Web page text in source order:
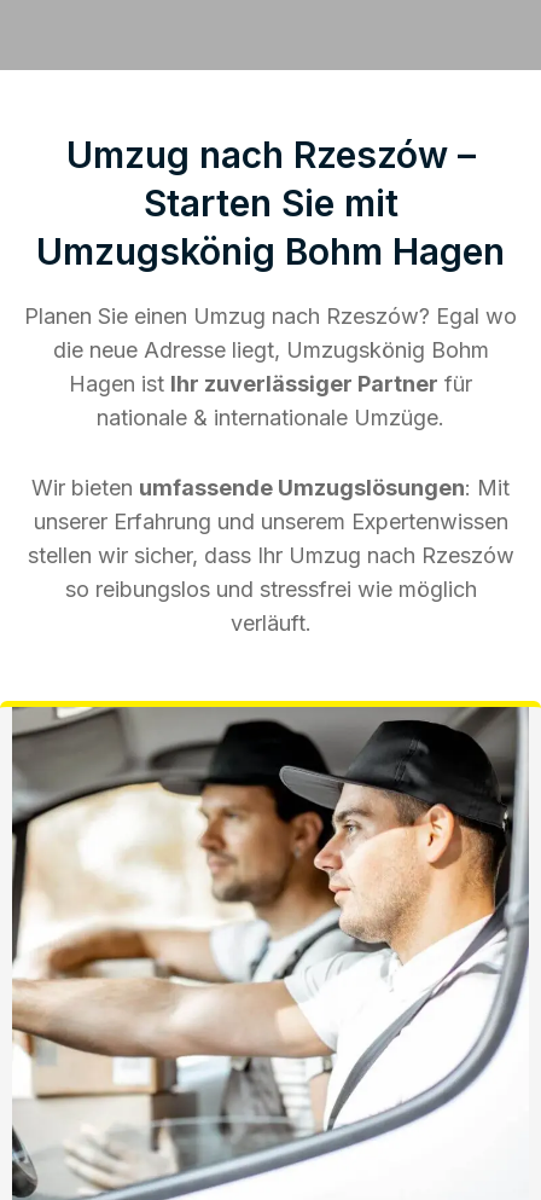
Umzug nach Rzeszów –
Starten Sie mit
Umzugskönig Bohm Hagen
Planen Sie einen Umzug nach Rzeszów? Egal wo
die neue Adresse liegt, Umzugskönig Bohm
Hagen ist Ihr zuverlässiger Partner für
nationale & internationale Umzüge.
Wir bieten umfassende Umzugslösungen: Mit
unserer Erfahrung und unserem Expertenwissen
stellen wir sicher, dass Ihr Umzug nach Rzeszów
so reibungslos und stressfrei wie möglich
verläuft.